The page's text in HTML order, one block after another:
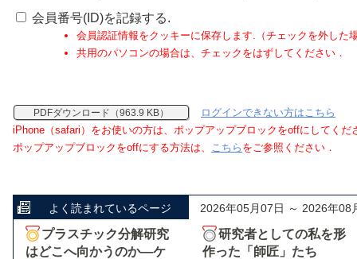
会員番号(ID)を記録する.
会員認証情報をクッキーに保存します.（チェックを外した
共用のパソコンの場合は、チェックをはずしてください．
PDFダウンロード（963.9 KB）
ログインできない方はこちら
iPhone（safari）をお使いの方は、ポップアップブロックをoffにしてくだ
ポップアップブロックをoffにする方法は、 こちら をご参照ください．
よく読まれているページ 2026年05月07日 ～ 2026年08
プラスチック分解研究
はどこへ向かうのか―ケ
研究者としての私を形
作った「師匠」たち